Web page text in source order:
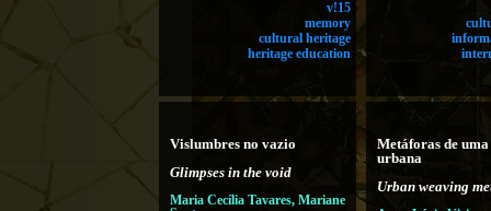
v!15
memory
cultural heritage
heritage education
Vislumbres no vazio
Glimpses in the void
Maria Cecília Tavares, Mariane
Metáforas de
urbana
Urban weaving